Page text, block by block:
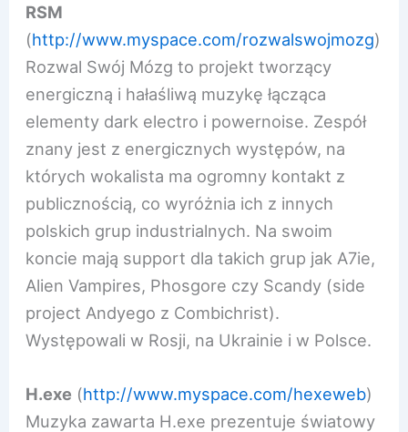
RSM
(http://www.myspace.com/rozwalswojmozg)
Rozwal Swój Mózg to projekt tworzący
energiczną i hałaśliwą muzykę łącząca
elementy dark electro i powernoise. Zespół
znany jest z energicznych występów, na
których wokalista ma ogromny kontakt z
publicznością, co wyróżnia ich z innych
polskich grup industrialnych. Na swoim
koncie mają support dla takich grup jak A7ie,
Alien Vampires, Phosgore czy Scandy (side
project Andyego z Combichrist).
Występowali w Rosji, na Ukrainie i w Polsce.
H.exe (http://www.myspace.com/hexeweb)
Muzyka zawarta H.exe prezentuje światowy